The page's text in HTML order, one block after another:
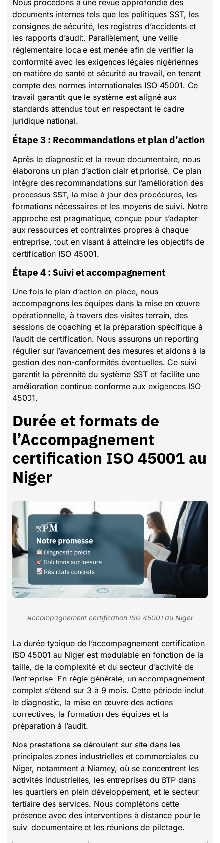
Nous procédons à une revue approfondie des
documents internes tels que les politiques SST, les
consignes de sécurité, les registres d’accidents et
les rapports d’audit. Parallèlement, une veille
réglementaire locale est menée afin de vérifier la
conformité avec les exigences légales nigériennes
en matière de santé et sécurité au travail, en tenant
compte des normes internationales ISO 45001. Ce
travail garantit que le système est aligné aux
standards attendus tout en respectant le cadre
juridique national.
Étape 3 : Recommandations et plan d’action
Après le diagnostic et la revue documentaire, nous
élaborons un plan d’action clair et priorisé. Ce plan
intègre des recommandations sur l’amélioration des
processus SST, la mise à jour des procédures, les
formations nécessaires et les moyens de suivi. Notre
approche est pragmatique, conçue pour s’adapter
aux ressources et contraintes propres à chaque
entreprise, tout en visant à atteindre les objectifs de
certification ISO 45001.
Étape 4 : Suivi et accompagnement
Une fois le plan d’action en place, nous
accompagnons les équipes dans la mise en œuvre
opérationnelle, à travers des visites terrain, des
sessions de coaching et la préparation spécifique à
l’audit de certification. Nous assurons un reporting
régulier sur l’avancement des mesures et aidons à la
gestion des non-conformités éventuelles. Ce suivi
garantit la pérennité du système SST et facilite une
amélioration continue conforme aux exigences ISO
45001.
Durée et formats de
l’Accompagnement
certification ISO 45001 au
Niger
Accompagnement certification ISO 45001 au Niger
La durée typique de l’accompagnement certification
ISO 45001 au Niger est modulable en fonction de la
taille, de la complexité et du secteur d’activité de
l’entreprise. En règle générale, un accompagnement
complet s’étend sur 3 à 9 mois. Cette période inclut
le diagnostic, la mise en œuvre des actions
correctives, la formation des équipes et la
préparation à l’audit.
Nos prestations se déroulent sur site dans les
principales zones industrielles et commerciales du
Niger, notamment à Niamey, où se concentrent les
activités industrielles, les entreprises du BTP dans
les quartiers en plein développement, et le secteur
tertiaire des services. Nous complétons cette
présence avec des interventions à distance pour le
suivi documentaire et les réunions de pilotage.